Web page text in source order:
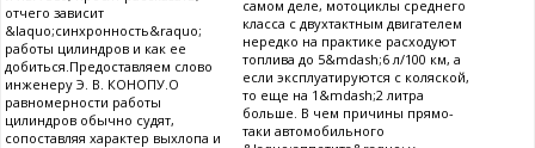
отчего зависит
&laquo;синхронность&raquo;
работы цилиндров и как ее
добиться.Предоставляем слово
инженеру Э. В. КОНОПУ.О
равномерности работы
цилиндров обычно судят,
сопоставляя характер выхлопа и
самом деле, мотоциклы среднего
класса с двухтактным двигателем
нередко на практике расходуют
топлива до 5&mdash;6 л/100 км, а
если эксплуатируются с коляской,
то еще на 1&mdash;2 литра
больше. В чем причины прямо-
таки автомобильного